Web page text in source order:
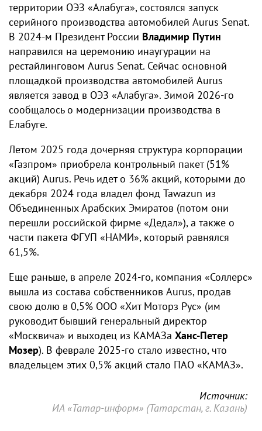
территории ОЭЗ «Алабуга», состоялся запуск
серийного производства автомобилей Aurus Senat.
В 2024-м Президент России Владимир Путин
направился на церемонию инаугурации на
рестайлинговом Aurus Senat. Сейчас основной
площадкой производства автомобилей Aurus
является завод в ОЭЗ «Алабуга». Зимой 2026-го
сообщалось о модернизации производства в
Елабуге.
Летом 2025 года дочерняя структура корпорации
«Газпром» приобрела контрольный пакет (51%
акций) Aurus. Речь идет о 36% акций, которыми до
декабря 2024 года владел фонд Tawazun из
Объединенных Арабских Эмиратов (потом они
перешли российской фирме «Дедал»), а также о
части пакета ФГУП «НАМИ», который равнялся
61,5%.
Еще раньше, в апреле 2024-го, компания «Соллерс»
вышла из состава собственников Aurus, продав
свою долю в 0,5% ООО «Хит Моторз Рус» (им
руководит бывший генеральный директор
«Москвича» и выходец из КАМАЗа Ханс-Петер
Мозер). В феврале 2025-го стало известно, что
владельцем этих 0,5% акций стало ПАО «КАМАЗ».
Источник:
ИА «Татар-информ» (Татарстан, г. Казань)